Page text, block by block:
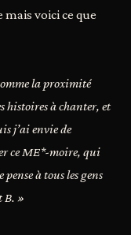
voici ce que
la proximité
histoires à chanter, et
j’ai envie de
ce ME*-moire, qui
à tous les gens
B. »